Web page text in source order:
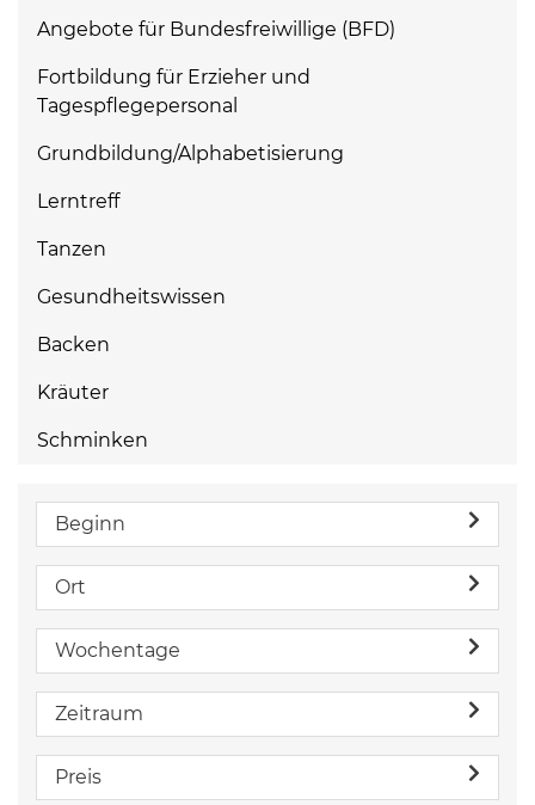
Angebote für Bundesfreiwillige (BFD)
Fortbildung für Erzieher und
Tagespflegepersonal
Grundbildung/Alphabetisierung
Lerntreff
Tanzen
Gesundheitswissen
Backen
Kräuter
Schminken
Beginn
Ort
Wochentage
Zeitraum
Preis